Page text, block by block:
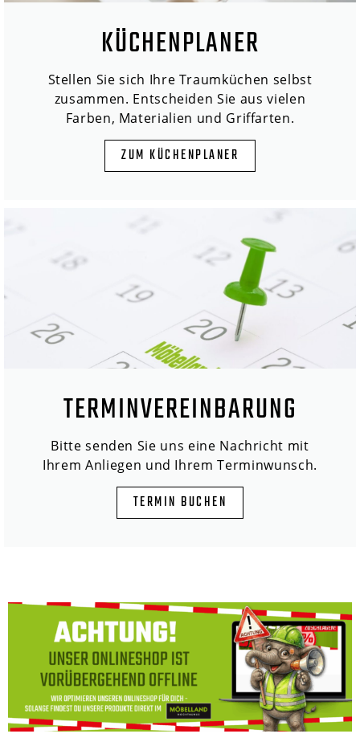
KÜCHENPLANER
Stellen Sie sich Ihre Traumküchen selbst
zusammen. Entscheiden Sie aus vielen
Farben, Materialien und Griffarten.
ZUM KÜCHENPLANER
TERMINVEREINBARUNG
Bitte senden Sie uns eine Nachricht mit
Ihrem Anliegen und Ihrem Terminwunsch.
TERMIN BUCHEN